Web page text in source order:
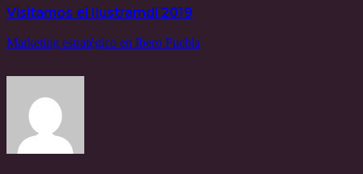
Visitamos el Ilustramdi 2019
Marketing estratégico en Ibero Puebla